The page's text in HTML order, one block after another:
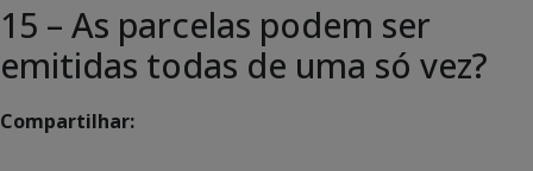
15 – As parcelas podem ser
emitidas todas de uma só vez?
Compartilhar: